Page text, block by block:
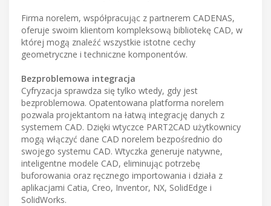
Firma norelem, współpracując z partnerem CADENAS,
oferuje swoim klientom kompleksową bibliotekę CAD, w
której mogą znaleźć wszystkie istotne cechy
geometryczne i techniczne komponentów.
Bezproblemowa integracja
Cyfryzacja sprawdza się tylko wtedy, gdy jest
bezproblemowa. Opatentowana platforma norelem
pozwala projektantom na łatwą integrację danych z
systemem CAD. Dzięki wtyczce PART2CAD użytkownicy
mogą włączyć dane CAD norelem bezpośrednio do
swojego systemu CAD. Wtyczka generuje natywne,
inteligentne modele CAD, eliminując potrzebę
buforowania oraz ręcznego importowania i działa z
aplikacjami Catia, Creo, Inventor, NX, SolidEdge i
SolidWorks.